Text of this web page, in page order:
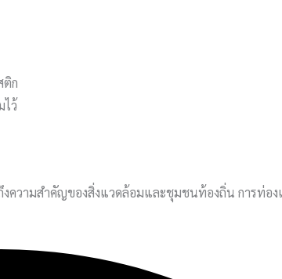
ติก
ว้
วามสำคัญของสิ่งแวดล้อมและชุมชนท้องถิ่น การท่อ